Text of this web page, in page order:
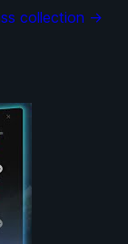
collection →